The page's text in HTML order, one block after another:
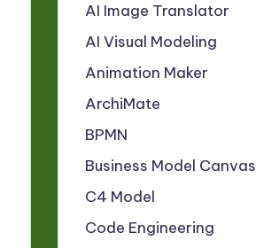
AI Image Translator
AI Visual Modeling
Animation Maker
ArchiMate
BPMN
Business Model Canvas
C4 Model
Code Engineering